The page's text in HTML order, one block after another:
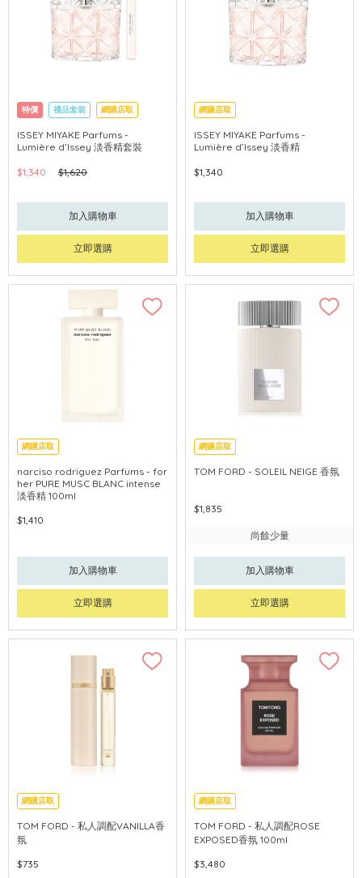
特價 禮品套裝 網購店取
ISSEY MIYAKE Parfums -
Lumière d’Issey 淡香精套裝
$1,340 $1,620
加入購物車
立即選購
網購店取
ISSEY MIYAKE Parfums -
Lumière d’Issey 淡香精
$1,340
加入購物車
立即選購
網購店取
narciso rodriguez Parfums - for
her PURE MUSC BLANC intense
淡香精 100ml
$1,410
加入購物車
立即選購
網購店取
TOM FORD - SOLEIL NEIGE 香氛
$1,835
尚餘少量
加入購物車
立即選購
網購店取
TOM FORD - 私人調配VANILLA香
氛
$735
網購店取
TOM FORD - 私人調配ROSE
EXPOSED香氛 100ml
$3,480